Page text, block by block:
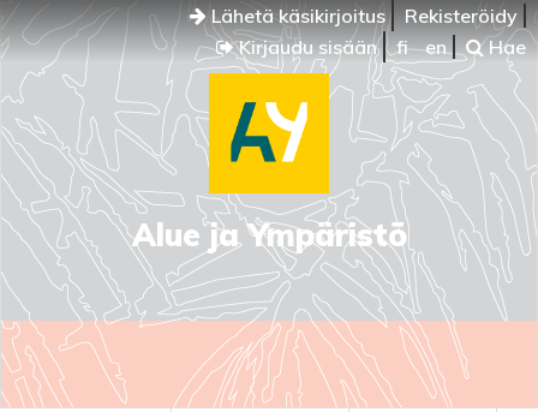
Lähetä käsikirjoitus
Rekisteröidy
Kirjaudu sisään
fi en Hae
Alue ja Ympäristö